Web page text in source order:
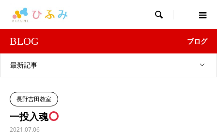

BLOG ブログ
最新記事
長野吉田教室
一投入魂
2021.07.06